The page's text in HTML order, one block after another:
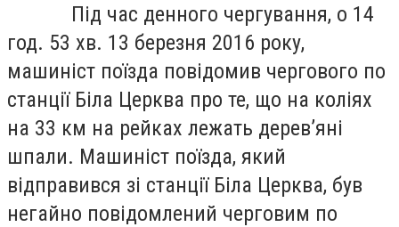
Під час денного чергування, о 14
год. 53 хв. 13 березня 2016 року,
машиніст поїзда повідомив чергового по
станції Біла Церква про те, що на коліях
на 33 км на рейках лежать дерев’яні
шпали. Машиніст поїзда, який
відправився зі станції Біла Церква, був
негайно повідомлений черговим по